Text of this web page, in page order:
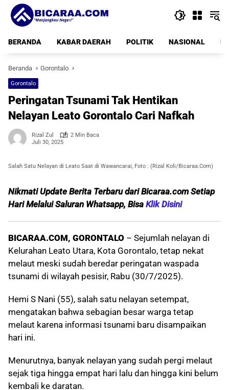
Langsung
konten
BERANDA
KABAR DAERAH POLITIK NASIONAL
Beranda Gorontalo
Gorontalo
Peringatan Tsunami Tak Hentikan
Nelayan Leato Gorontalo Cari Nafkah
Rizal Zul
2 Min Baca
Juli 30, 2025
Salah Satu Nelayan di Leato Saat di Wawancarai, Foto : (Rizal Koli/Bicaraa.Com)
Nikmati Update Berita Terbaru dari Bicaraa.com Setiap
Hari Melalui Saluran Whatsapp, Bisa Klik Disini
BICARAA.COM, GORONTALO – Sejumlah nelayan di
Kelurahan Leato Utara, Kota Gorontalo, tetap nekat
melaut meski sudah beredar peringatan waspada
tsunami di wilayah pesisir, Rabu (30/7/2025).
Hemi S Nani (55), salah satu nelayan setempat,
mengatakan bahwa sebagian besar warga tetap
melaut karena informasi tsunami baru disampaikan
hari ini.
Menurutnya, banyak nelayan yang sudah pergi melaut
sejak tiga hingga empat hari lalu dan hingga kini belum
kembali ke daratan.